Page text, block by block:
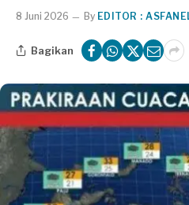
8 Juni 2026 By EDITOR :
Bagikan